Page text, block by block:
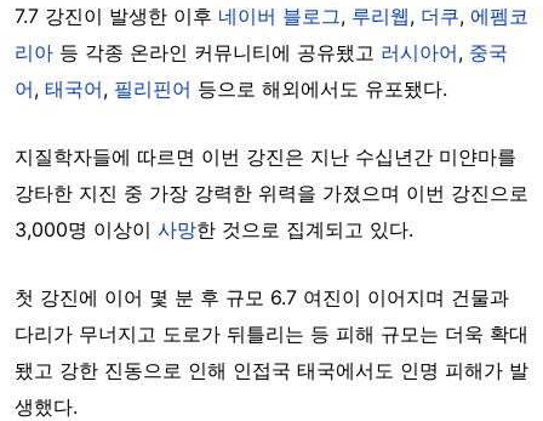
7.7 강진이 발생한 이후 네이버 블로그, 루리웹, 더쿠, 에펨코
리아 등 각종 온라인 커뮤니티에 공유됐고 러시아어, 중국
어, 태국어, 필리핀어 등으로 해외에서도 유포됐다.
지질학자들에 따르면 이번 강진은 지난 수십년간 미얀마를
강타한 지진 중 가장 강력한 위력을 가졌으며 이번 강진으로
3,000명 이상이 사망한 것으로 집계되고 있다.
첫 강진에 이어 몇 분 후 규모 6.7 여진이 이어지며 건물과
다리가 무너지고 도로가 뒤틀리는 등 피해 규모는 더욱 확대
됐고 강한 진동으로 인해 인접국 태국에서도 인명 피해가 발
생했다.